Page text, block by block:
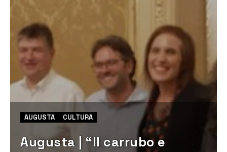
AUGUSTA CULTURA
Augusta | “Il carrubo e